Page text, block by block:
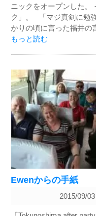
ニックをオープンした。
ク」。 「マジ真剣に勉
かりの頃に言った福井
もっと読む
Ewenからの手紙
2015/09/03